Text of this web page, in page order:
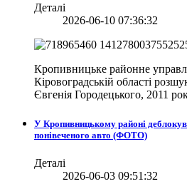
Деталі
2026-06-10 07:36:32
Кропивницьке районне
Кіровоградській області
Євгенія Городецького, 2011
У Кропивницькому районі
понівеченого авто (ФОТО)
Деталі
2026-06-03 09:51:32